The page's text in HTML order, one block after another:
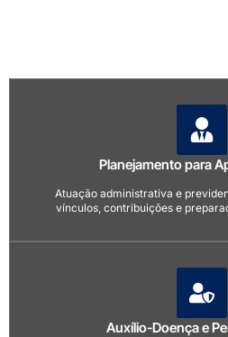
Planejamento para
Atuação administrativa e
vínculos, contribuições e
Auxílio-Doença e